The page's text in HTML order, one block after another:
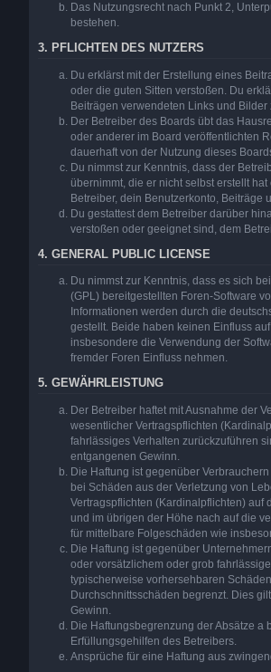
Das Nutzungsrecht nach Punkt 2,
bestehen.
3. PFLICHTEN DES NUTZERS
Du erklärst mit der Erstellung eines
oder die guten Sitten verstoßen. Du
Beiträgen verwendeten Links und
Der Betreiber des Boards übt das
oder anderer im Board veröffentlichten
dauerhaft von der Nutzung dieses
Du nimmst zur Kenntnis, dass der
übernimmt, die er nicht selbst erstellt
Betreiber, dein Benutzerkonto, Beiträge
Du gestattest dem Betreiber darüber
verstoßen oder geeignet sind, dem
4. GENERAL PUBLIC LICENSE
Du nimmst zur Kenntnis, dass es sich
(GPL) bereitgestellten Foren-Software
Informationen werden durch die
gestellt. Beide haben keinen Einfluss
insbesondere die Verwendung der
fremder Foren Einfluss nehmen.
5. GEWÄHRLEISTUNG
Der Betreiber haftet mit Ausnahme der
wesentlicher Vertragspflichten
fahrlässiges Verhalten zurückzuführen
entgangenen Gewinn.
Die Haftung ist gegenüber
bei Schäden aus der Verletzung von
Vertragspflichten (Kardinalpflichten) auf
und im übrigen der Höhe nach auf die
für mittelbare Folgeschäden wie
Die Haftung ist gegenüber
oder vorsätzlichem oder grob
typischerweise vorhersehbaren
Durchschnittsschäden begrenzt. Dies
Gewinn.
Die Haftungsbegrenzung der Absätze a
Erfüllungsgehilfen des Betreibers.
Ansprüche für eine Haftung aus